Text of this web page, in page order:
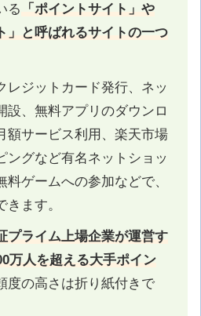
る 「ポイントサイト」や
」と呼ばれるサイトの一つ
レジットカード発行、ネッ
設、無料アプリのダウンロ
額サービス利用、楽天市場
ングなど有名ネットショッ
料ゲームへの参加などで、
ます。
プライム上場企業が運営す
万人を超える大手ポイン
度の高さは折り紙付きで